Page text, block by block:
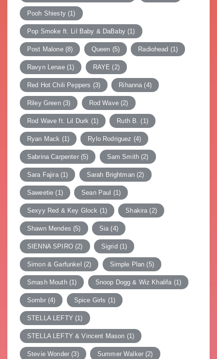
Pooh Shiesty(1)
Pop Smoke ft. Lil Baby & DaBaby(1)
Post Malone(8) Queen (5) Radiohead (1)
Ravyn Lenae(1) RAYE (2)
Red Hot Chili Peppers (3) Rihanna (4)
Riley Green(3) Rod Wave(2)
Rod Wave ft. Lil Durk (1) Ruth B. (1)
Ryan Mack (1) Rylo Rodriguez (4)
Sabrina Carpenter(5) Sam Smith (2)
Sara Fajira(1) Sarah Brightman(2)
Saweetie (1) Sean Paul (1)
Sexyy Red & Key Glock (1) Shakira (2)
Shawn Mendes (5) Sia (4)
SIENNA SPIRO(2) Sigrid (1)
Simon & Garfunkel (2) Simple Plan (5)
Smash Mouth(1) Snoop Dogg & Wiz Khalifa (1)
Sombr(4) Spice Girls (1)
STELLA LEFTY (1)
STELLA LEFTY & Vincent Mason (1)
Stevie Wonder (3) Summer Walker (2)